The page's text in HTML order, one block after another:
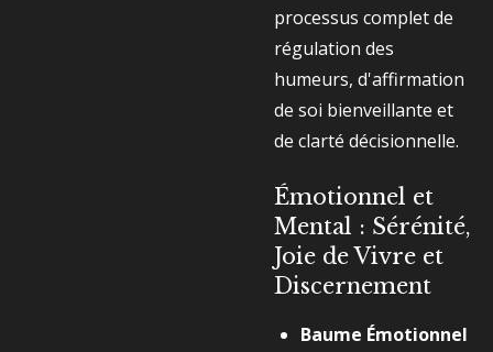
processus complet de
régulation des
humeurs, d'affirmation
de soi bienveillante et
de clarté décisionnelle.
Émotionnel et
Mental : Sérénité,
Joie de Vivre et
Discernement
Baume Émotionnel